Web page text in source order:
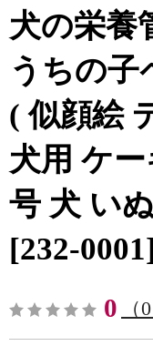
犬の栄養
うちの子
( 似顔絵
犬用 ケ
号 犬 い
[232-0001]
0 （